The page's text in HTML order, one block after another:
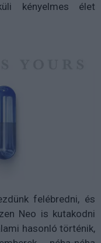
kényelmes élet
felébredni, és
Neo is kutakodni
hasonló történik,